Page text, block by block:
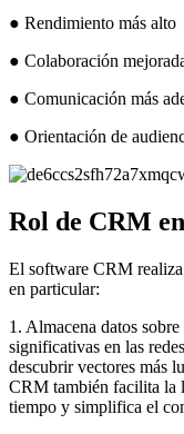
● Rendimiento más alto
● Colaboración
● Comunicación más
● Orientación de
Rol de CRM
El software CRM realiza
en particular:
1. Almacena datos
significativas en las
descubrir vectores más
CRM también facilita la
tiempo y simplifica el